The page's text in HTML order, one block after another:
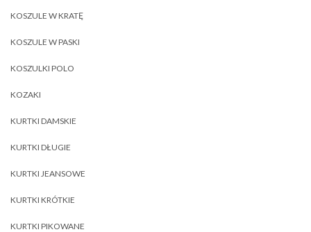
KOSZULE W KRATĘ
KOSZULE W PASKI
KOSZULKI POLO
KOZAKI
KURTKI DAMSKIE
KURTKI DŁUGIE
KURTKI JEANSOWE
KURTKI KRÓTKIE
KURTKI PIKOWANE